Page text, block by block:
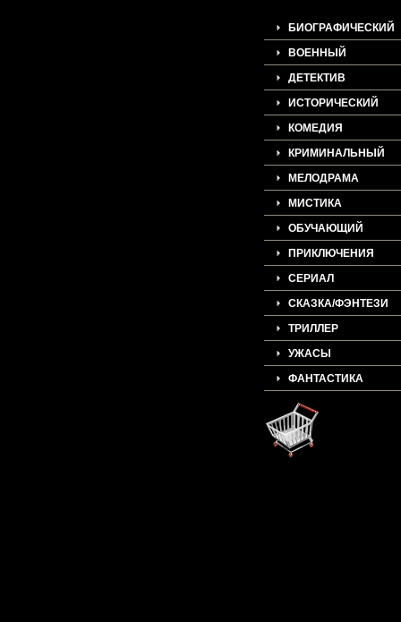
БИОГРАФИЧЕСКИЙ
ВОЕННЫЙ
ДЕТЕКТИВ
ИСТОРИЧЕСКИЙ
КОМЕДИЯ
КРИМИНАЛЬНЫЙ
МЕЛОДРАМА
МИСТИКА
ОБУЧАЮЩИЙ
ПРИКЛЮЧЕНИЯ
СЕРИАЛ
СКАЗКА/ФЭНТЕЗИ
ТРИЛЛЕР
УЖАСЫ
ФАНТАСТИКА